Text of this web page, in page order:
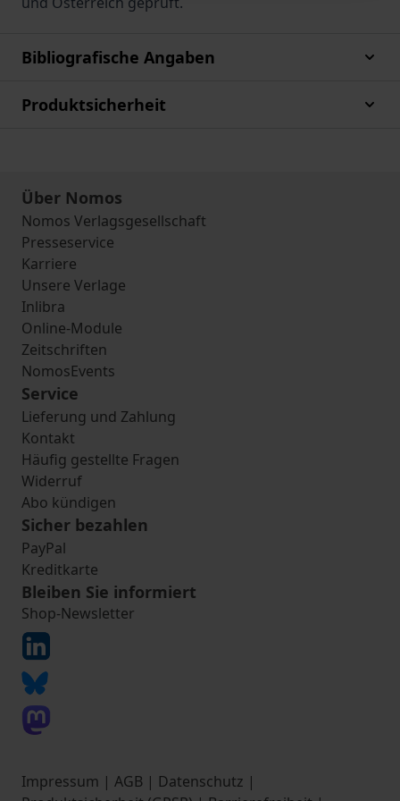
Bibliografische Angaben
Produktsicherheit
Über Nomos
Nomos Verlagsgesellschaft
Presseservice
Karriere
Unsere Verlage
Inlibra
Online-Module
Zeitschriften
NomosEvents
Service
Lieferung und Zahlung
Kontakt
Häufig gestellte Fragen
Widerruf
Abo kündigen
Sicher bezahlen
PayPal
Kreditkarte
Bleiben Sie informiert
Shop-Newsletter
Impressum | AGB | Datenschutz |